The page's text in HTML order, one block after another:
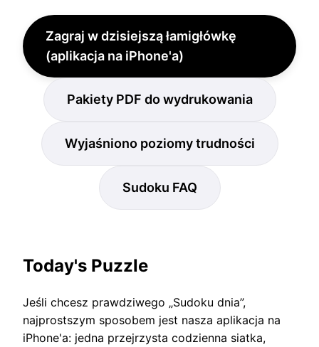
Zagraj w dzisiejszą łamigłówkę
(aplikacja na iPhone'a)
Pakiety PDF do wydrukowania
Wyjaśniono poziomy trudności
Sudoku FAQ
Today's Puzzle
Jeśli chcesz prawdziwego „Sudoku dnia”,
najprostszym sposobem jest nasza aplikacja na
iPhone'a: ​​jedna przejrzysta codzienna siatka,